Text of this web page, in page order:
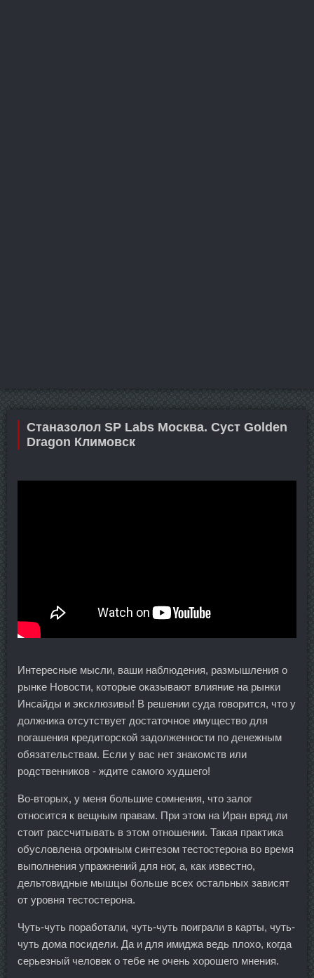
Станазолол SP Labs Москва. Суст Golden
Dragon Климовск
Интересные мысли, ваши наблюдения, размышления о
рынке Новости, которые оказывают влияние на рынки
Инсайды и эксклюзивы! В решении суда говорится, что у
должника отсутствует достаточное имущество для
погашения кредиторской задолженности по денежным
обязательствам. Если у вас нет знакомств или
родственников - ждите самого худшего!
Во-вторых, у меня большие сомнения, что залог
относится к вещным правам. При этом на Иран вряд ли
стоит рассчитывать в этом отношении. Такая практика
обусловлена огромным синтезом тестостерона во время
выполнения упражнений для ног, а, как известно,
дельтовидные мышцы больше всех остальных зависят
от уровня тестостерона.
Чуть-чуть поработали, чуть-чуть поиграли в карты, чуть-
чуть дома посидели. Да и для имиджа ведь плохо, когда
серьезный человек о тебе не очень хорошего мнения.